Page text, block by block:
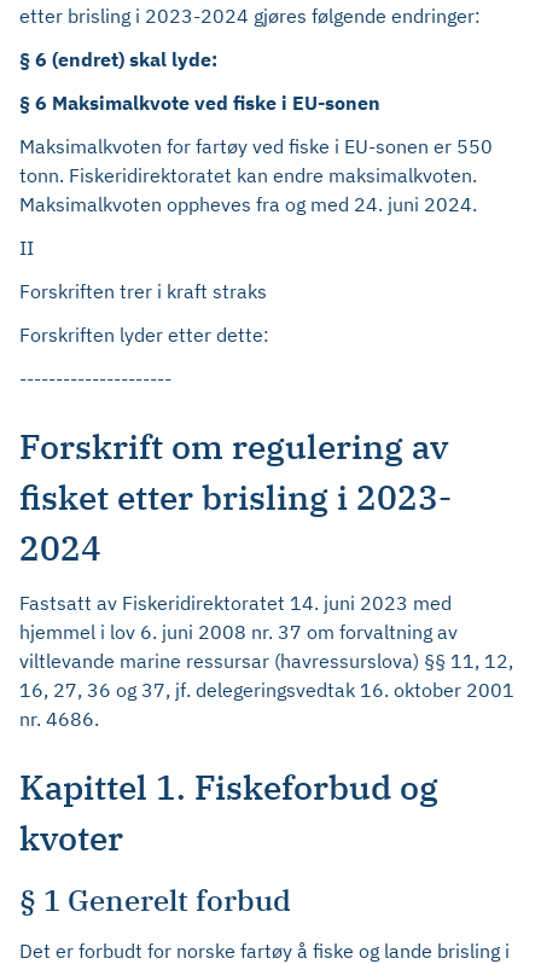
etter brisling i 2023-2024 gjøres følgende endringer:
§ 6 (endret) skal lyde:
§ 6 Maksimalkvote ved fiske i EU-sonen
Maksimalkvoten for fartøy ved fiske i EU-sonen er 550
tonn. Fiskeridirektoratet kan endre maksimalkvoten.
Maksimalkvoten oppheves fra og med 24. juni 2024.
II
Forskriften trer i kraft straks
Forskriften lyder etter dette:
---------------------
Forskrift om regulering av
fisket etter brisling i 2023-
2024
Fastsatt av Fiskeridirektoratet 14. juni 2023 med
hjemmel i lov 6. juni 2008 nr. 37 om forvaltning av
viltlevande marine ressursar (havressurslova) §§ 11, 12,
16, 27, 36 og 37, jf. delegeringsvedtak 16. oktober 2001
nr. 4686.
Kapittel 1. Fiskeforbud og
kvoter
§ 1 Generelt forbud
Det er forbudt for norske fartøy å fiske og lande brisling i